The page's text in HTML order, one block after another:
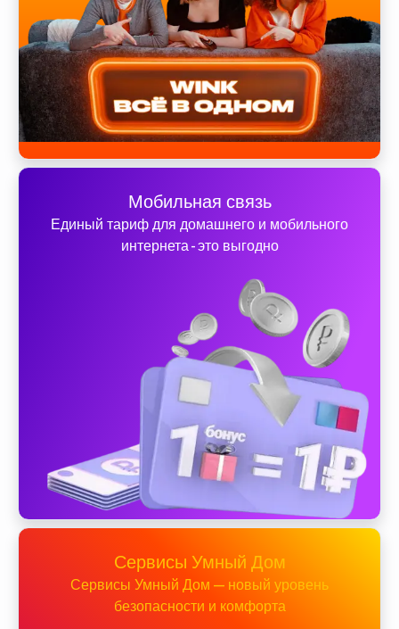
Мобильная связь
Единый тариф для домашнего и мобильного
интернета - это выгодно
Сервисы Умный Дом
Сервисы Умный Дом — новый уровень
безопасности и комфорта